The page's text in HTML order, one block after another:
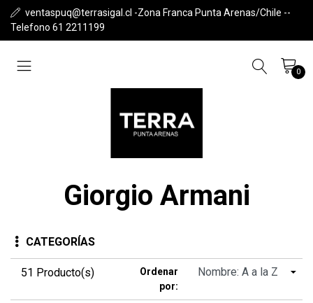
ventaspuq@terrasigal.cl -Zona Franca Punta Arenas/Chile --
Telefono 61 2211199
0
Giorgio Armani
CATEGORÍAS
51 Producto(s)
Ordenar
por: